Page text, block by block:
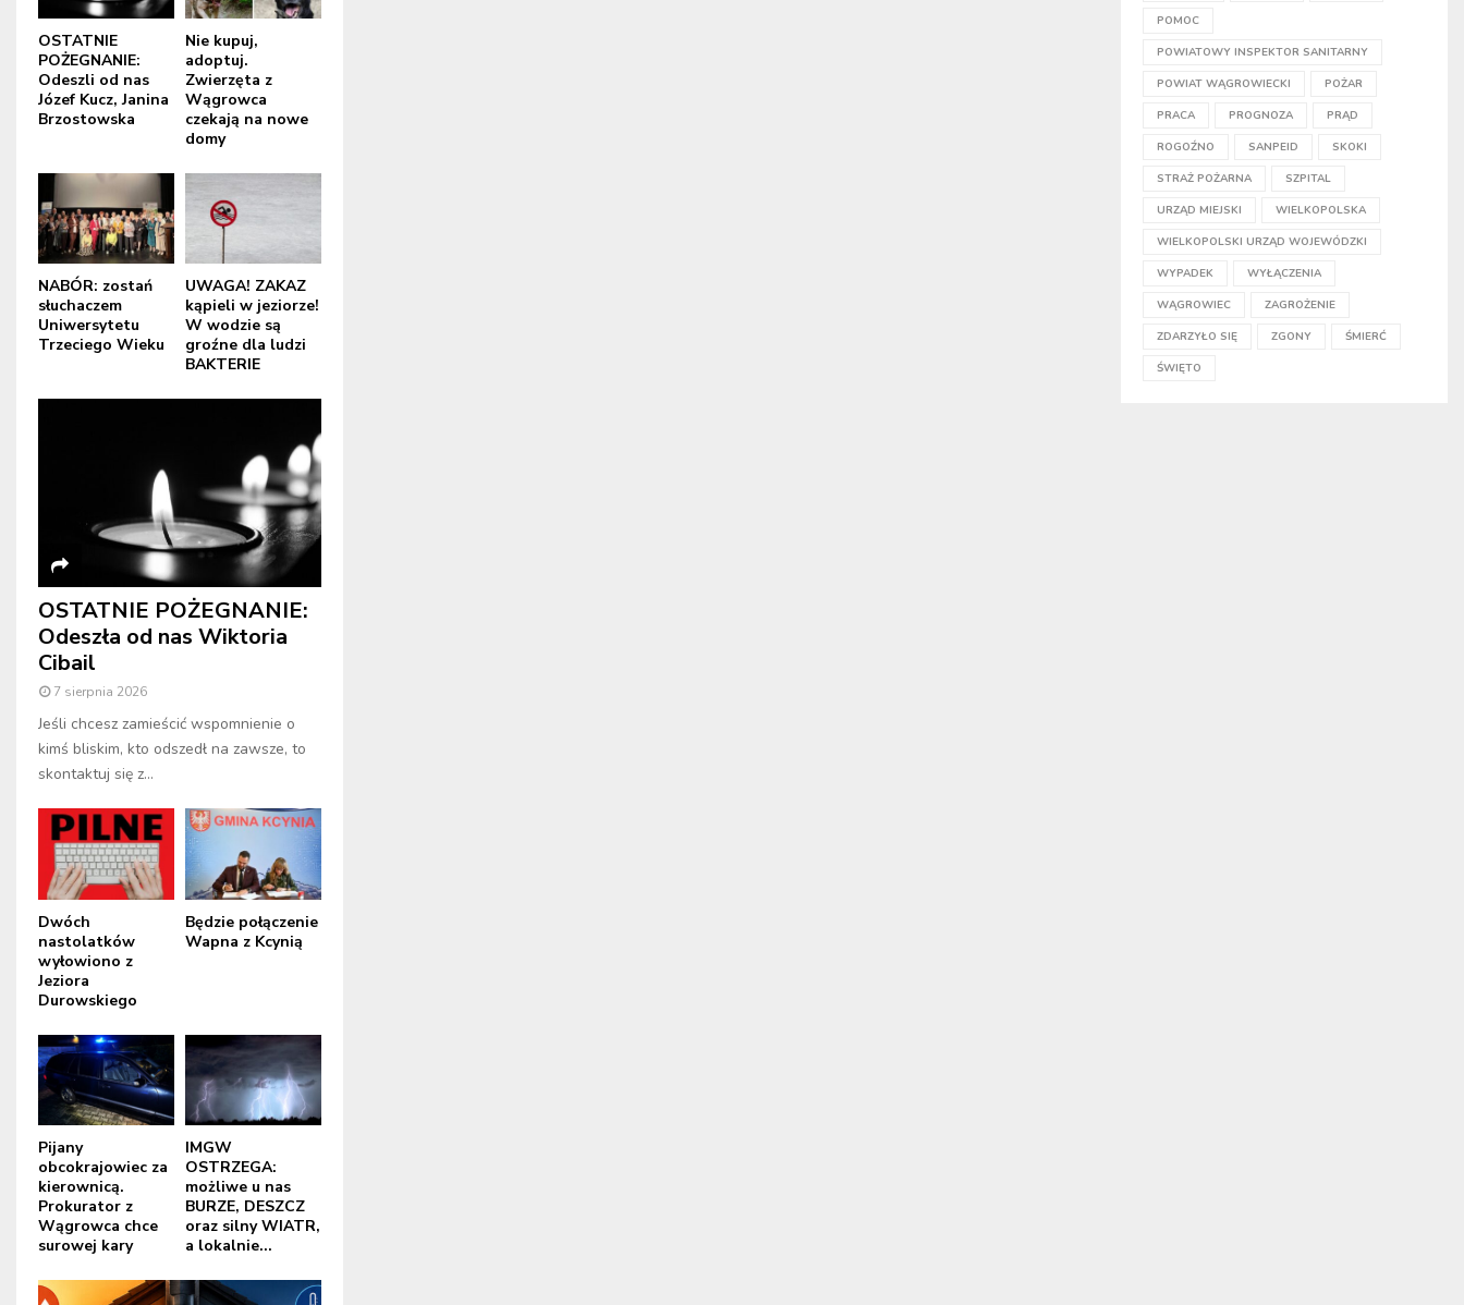
OSTATNIE
POŻEGNANIE:
Odeszli od nas
Józef Kucz, Janina
Brzostowska
Nie kupuj,
adoptuj.
Zwierzęta z
Wągrowca
czekają na nowe
domy
NABÓR: zostań
słuchaczem
Uniwersytetu
Trzeciego Wieku
UWAGA! ZAKAZ
kąpieli w jeziorze!
W wodzie są
groźne dla ludzi
BAKTERIE
OSTATNIE POŻEGNANIE:
Odeszła od nas Wiktoria
Cibail
7 sierpnia 2026
Jeśli chcesz zamieścić wspomnienie o
kimś bliskim, kto odszedł na zawsze, to
skontaktuj się z...
Dwóch
nastolatków
wyłowiono z
Jeziora
Durowskiego
Będzie połączenie
Wapna z Kcynią
Pijany
obcokrajowiec za
kierownicą.
Prokurator z
Wągrowca chce
surowej kary
IMGW
OSTRZEGA:
możliwe u nas
BURZE, DESZCZ
oraz silny WIATR,
a lokalnie...
POMOC
POWIATOWY INSPEKTOR SANITARNY
POWIAT WĄGROWIECKI POŻAR
PRACA PROGNOZA PRĄD
ROGOŹNO SANPEID SKOKI
STRAŻ POŻARNA SZPITAL
URZĄD MIEJSKI WIELKOPOLSKA
WIELKOPOLSKI URZĄD WOJEWÓDZKI
WYPADEK WYŁĄCZENIA
WĄGROWIEC ZAGROŻENIE
ZDARZYŁO SIĘ ZGONY ŚMIERĆ
ŚWIĘTO